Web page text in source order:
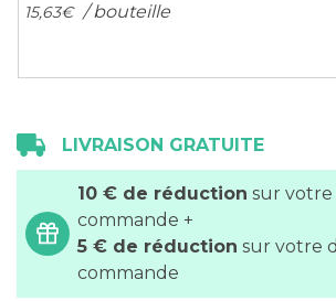
15,63€ / bouteille
LIVRAISON GRATUITE
10 € de réduction sur
commande +
5 € de réduction sur votre
commande